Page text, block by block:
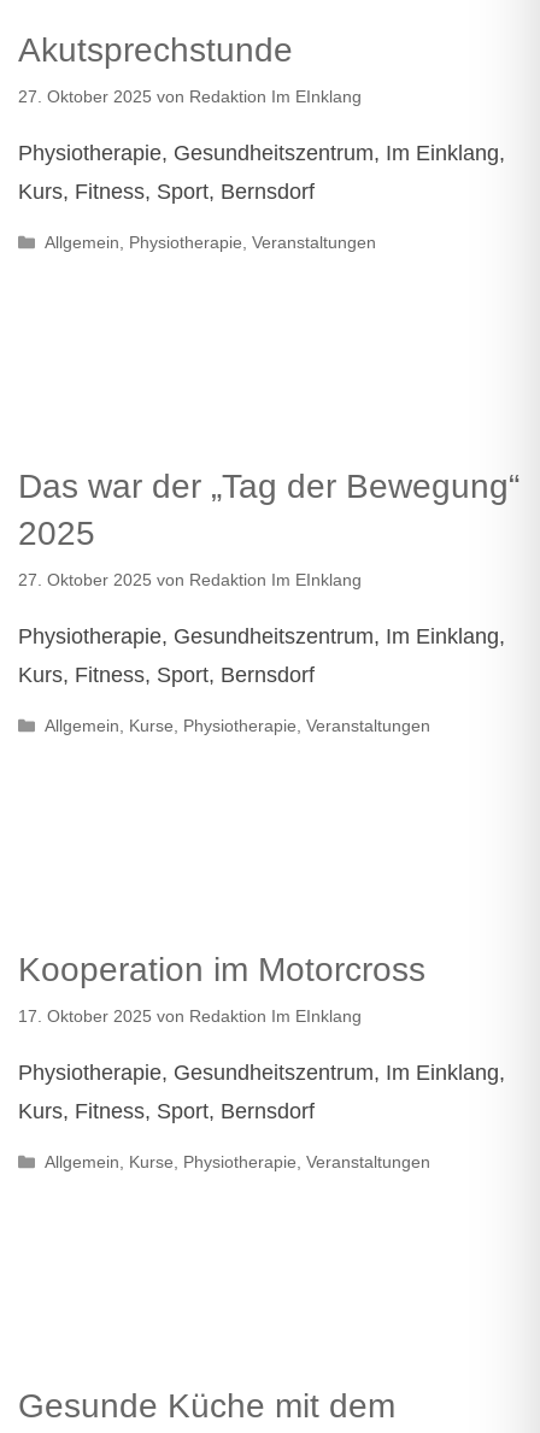
Akutsprechstunde
27. Oktober 2025 von Redaktion Im EInklang
Physiotherapie, Gesundheitszentrum, Im Einklang,
Kurs, Fitness, Sport, Bernsdorf
Kategorien
Allgemein, Physiotherapie,Veranstaltungen
Das war der „Tag der Bewegung“
2025
27. Oktober 2025 von Redaktion Im EInklang
Physiotherapie, Gesundheitszentrum, Im Einklang,
Kurs, Fitness, Sport, Bernsdorf
Kategorien
Allgemein, Kurse, Physiotherapie,Veranstaltungen
Kooperation im Motorcross
17. Oktober 2025 von Redaktion Im EInklang
Physiotherapie, Gesundheitszentrum, Im Einklang,
Kurs, Fitness, Sport, Bernsdorf
Kategorien
Allgemein, Kurse, Physiotherapie,Veranstaltungen
Gesunde Küche mit dem